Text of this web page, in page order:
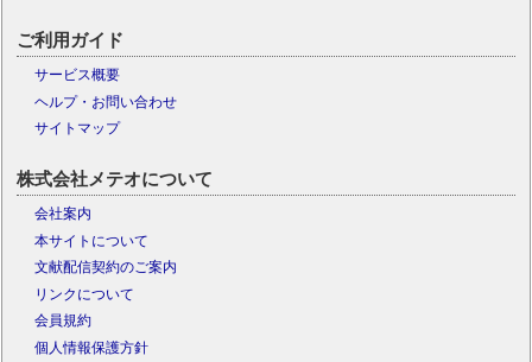
ご利用ガイド
サービス概要
ヘルプ・お問い合わせ
サイトマップ
株式会社メテオについて
会社案内
本サイトについて
文献配信契約のご案内
リンクについて
会員規約
個人情報保護方針